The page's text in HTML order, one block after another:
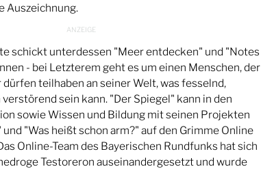
Auszeichnung.
schickt unterdessen "Meer entdecken" und "Notes
- bei Letzterem geht es um einen Menschen, der
teilhaben an seiner Welt, was fesselnd,
sein kann. "Der Spiegel" kann in den
sowie Wissen und Bildung mit seinen Projekten
"Was heißt schon arm?" auf den Grimme Online
Online-Team des Bayerischen Rundfunks hat sich
Testoreron auseinandergesetzt und wurde